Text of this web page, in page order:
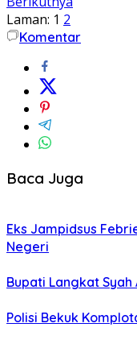
Laman: 1 2
Komentar
Baca Juga
Eks Jampidsus
Negeri
Bupati Langkat Syah
Polisi Bekuk